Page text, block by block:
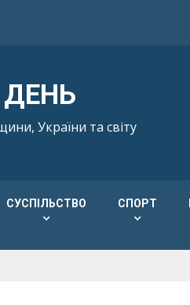
України та світу
СУСПІЛЬСТВО СПОРТ